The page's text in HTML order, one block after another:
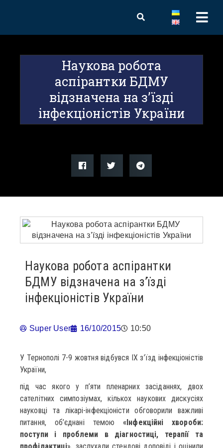
Наукова робота
аспірантки БДМУ
відзначена на з’їзді
інфекціоністів України
Наукова робота аспірантки
БДМУ відзначена на з’їзді
інфекціоністів України
Super User 16/10/2015 10:50
У Тернополі 7-9 жовтня відбувся ІХ з’їзд інфекціоністів
України,
під час якого у п’яти пленарних засіданнях, двох
сателітних симпозіумах, кількох наукових дискусіях
науковці та лікарі-інфекціоністи обговорили важливі
питання, об’єднані темою«Інфекційні хвороби:
поступи і проблеми в діагностиці, терапії та